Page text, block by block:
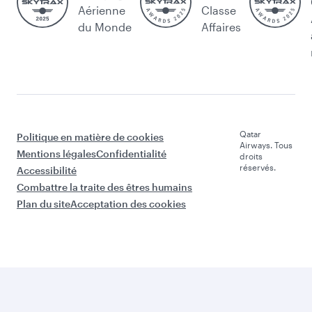
Aérienne
du Monde
Classe
Affaires
Politique en matière de cookies
Mentions légalesConfidentialité
Accessibilité
Combattre la traite des êtres humains
Plan du siteAcceptation des cookies
Qatar
Airways. Tous
droits
réservés.